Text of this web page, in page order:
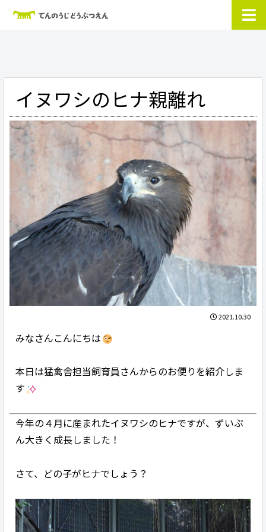
イヌワシのヒナ親離れ
2021.10.30
みなさんこんにちは
本日は猛禽舎担当飼育員さんからのお便りを紹介しま
す
今年の４月に産まれたイヌワシのヒナですが、ずいぶ
ん大きく成長しました！
さて、どの子がヒナでしょう？